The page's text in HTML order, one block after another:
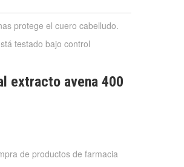
protege el cuero cabelludo.
testado bajo control
extracto avena 400
de productos de farmacia